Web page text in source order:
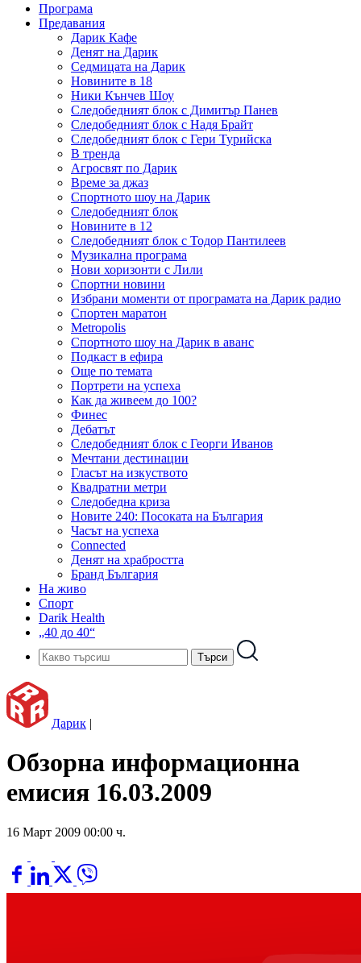
Програма
Предавания
Дарик Кафе
Денят на Дарик
Седмицата на Дарик
Новините в 18
Ники Кънчев Шоу
Следобедният блок с Димитър Панев
Следобедният блок с Надя Брайт
Следобедният блок с Гери Турийска
В тренда
Агросвят по Дарик
Време за джаз
Спортното шоу на Дарик
Следобедният блок
Новините в 12
Следобедният блок с Тодор Пантилеев
Музикална програма
Нови хоризонти с Лили
Спортни новини
Избрани моменти от програмата на Дарик радио
Спортен маратон
Metropolis
Спортното шоу на Дарик в аванс
Подкаст в ефира
Още по темата
Портрети на успеха
Как да живеем до 100?
Финес
Дебатът
Следобедният блок с Георги Иванов
Мечтани дестинации
Гласът на изкуството
Квадратни метри
Следобедна криза
Новите 240: Посоката на България
Часът на успеха
Connected
Денят на храбростта
Бранд България
На живо
Спорт
Darik Health
„40 до 40“
Дарик |
Обзорна информационна
емисия 16.03.2009
16 Март 2009 00:00 ч.